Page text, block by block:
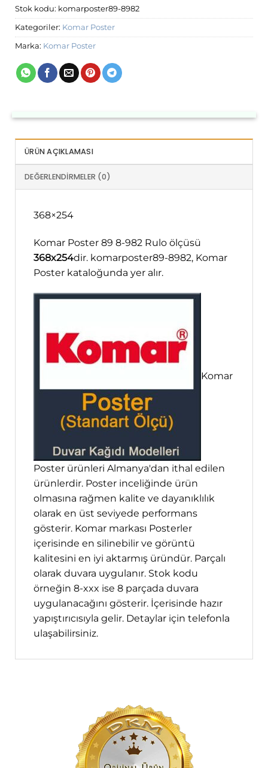
Stok kodu: komarposter89-8982
Kategoriler: Komar Poster
Marka: Komar Poster
ÜRÜN AÇIKLAMASI
DEĞERLENDIRMELER (0)
368×254
Komar Poster 89 8-982 Rulo ölçüsü
368x254dir. komarposter89-8982, Komar
Poster kataloğunda yer alır.
Komar
Poster ürünleri Almanya'dan ithal edilen
ürünlerdir. Poster inceliğinde ürün
olmasına rağmen kalite ve dayanıklılık
olarak en üst seviyede performans
gösterir. Komar markası Posterler
içerisinde en silinebilir ve görüntü
kalitesini en iyi aktarmış üründür. Parçalı
olarak duvara uygulanır. Stok kodu
örneğin 8-xxx ise 8 parçada duvara
uygulanacağını gösterir. İçerisinde hazır
yapıştırıcısıyla gelir. Detaylar için telefonla
ulaşabilirsiniz.